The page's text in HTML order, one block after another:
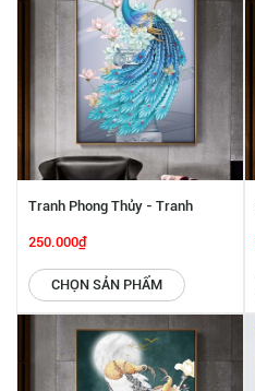
Tranh Phong Thủy - Tranh
Khổng Tước Và Hoa Đào Tài Lộc
250.000₫
CHỌN SẢN PHẨM